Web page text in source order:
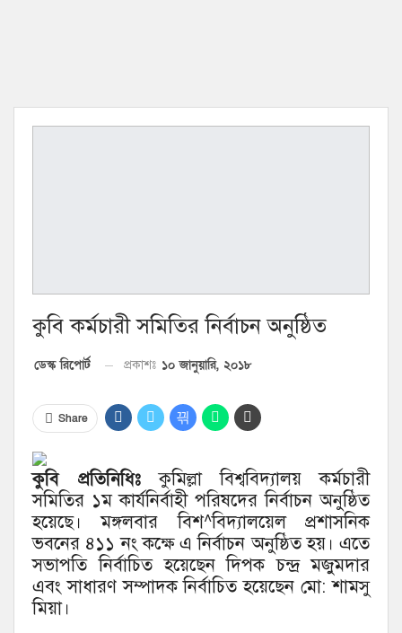
কুবি কর্মচারী সমিতির নির্বাচন অনুষ্ঠিত
ডেস্ক রিপোর্ট প্রকাশঃ ১০ জানুয়ারি, ২০১৮
Share
কুবি প্রতিনিধিঃ কুমিল্লা বিশ্ববিদ্যালয় কর্মচারী
সমিতির ১ম কার্যনির্বাহী পরিষদের নির্বাচন অনুষ্ঠিত
হয়েছে। মঙ্গলবার বিশ^বিদ্যালয়েল প্রশাসনিক
ভবনের ৪১১ নং কক্ষে এ নির্বাচন অনুষ্ঠিত হয়। এতে
সভাপতি নির্বাচিত হয়েছেন দিপক চন্দ্র মজুমদার
এবং সাধারণ সম্পাদক নির্বাচিত হয়েছেন মো: শামসু
মিয়া।